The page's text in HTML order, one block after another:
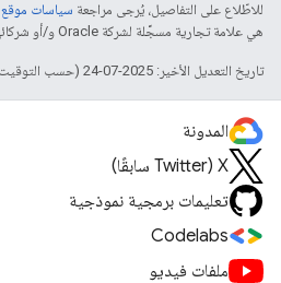
للاطّلاع على التفاصيل، يُرجى مراجعة سياسات موقع Google Developers‏
هي علامة تجارية مسجَّلة لشركة Oracle و/أو شركائها التابعين.
تاريخ التعديل الأخير: 2025-07-24 (حسب التوقيت العالمي المتفَّق عليه)
المدونة
‫X ‏(Twitter سابقًا)
تعليمات برمجية نموذجية
Codelabs
ملفات فيديو